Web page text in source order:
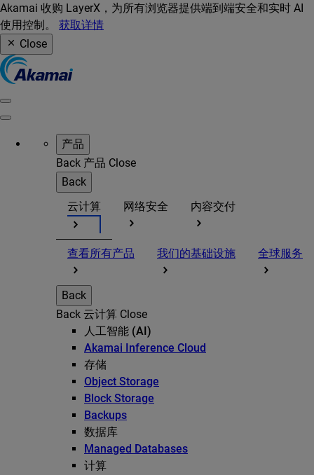
Akamai 收购 LayerX，为所有浏览器提供端到端安全和实时 AI
使用控制。 获取详情
Close
产品
Back 产品 Close
Back
云计算
网络安全 内容交付
查看所有产品 我们的基础设施 全球服务
Back
Back 云计算 Close
人工智能 (AI)
Akamai Inference Cloud
存储
Object Storage
Block Storage
Backups
数据库
Managed Databases
计算